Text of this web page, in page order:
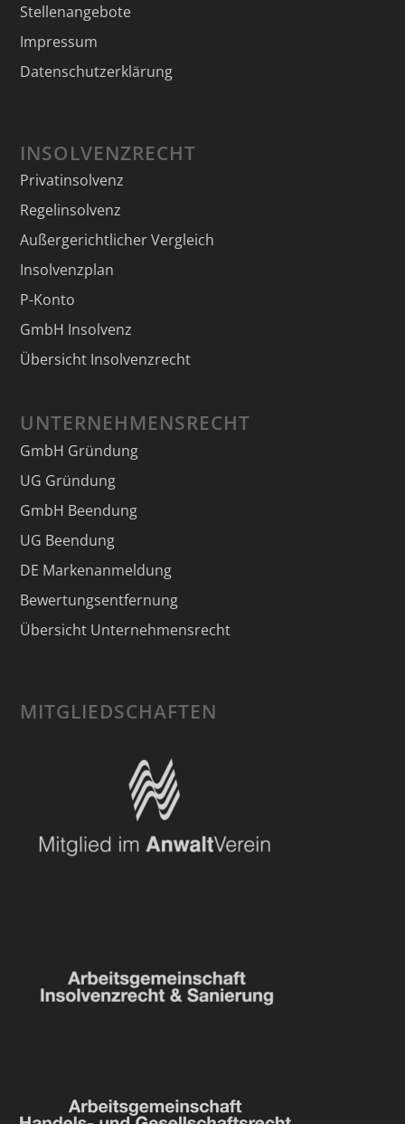
Stellenangebote
Impressum
Datenschutzerklärung
INSOLVENZRECHT
Privatinsolvenz
Regelinsolvenz
Außergerichtlicher Vergleich
Insolvenzplan
P-Konto
GmbH Insolvenz
Übersicht Insolvenzrecht
UNTERNEHMENSRECHT
GmbH Gründung
UG Gründung
GmbH Beendung
UG Beendung
DE Markenanmeldung
Bewertungsentfernung
Übersicht Unternehmensrecht
MITGLIEDSCHAFTEN